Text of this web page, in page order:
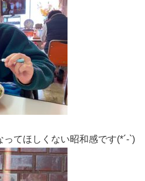
てほしくない昭和感です(*´-`)